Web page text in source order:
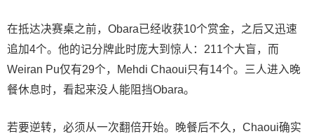
在抵达决赛桌之前，Obara已经收获10个赏金，之后又迅速
追加4个。他的记分牌此时庞大到惊人：211个大盲，而
Weiran Pu仅有29个，Mehdi Chaoui只有14个。三人进入晚
餐休息时，看起来没人能阻挡Obara。
若要逆转，必须从一次翻倍开始。晚餐后不久，Chaoui确实